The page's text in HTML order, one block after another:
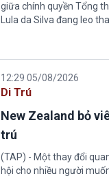
giữa chính quyền Tổng
Lula da Silva đang leo
12:29 05/08/2026
Di Trú
New Zealand bỏ
trú
(TAP) - Một thay đổi
hội cho nhiều người